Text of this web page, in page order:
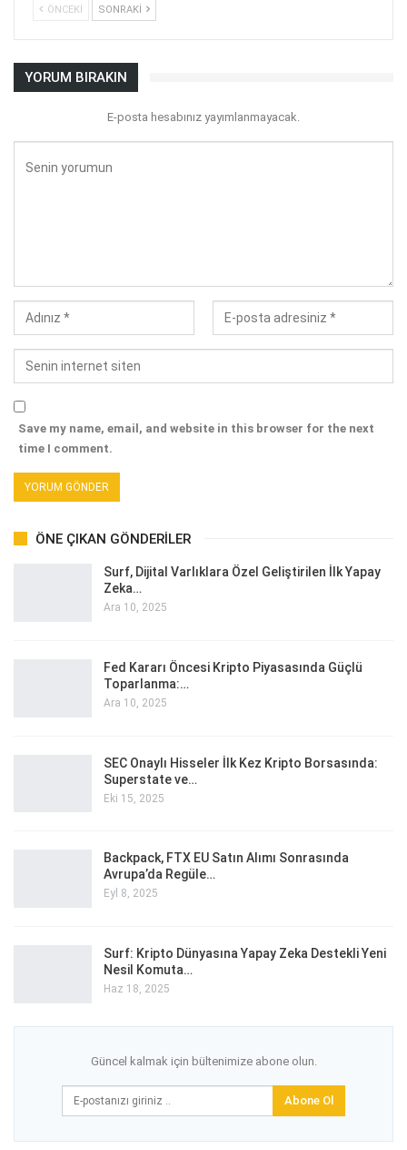
ÖNCEKI SONRAKI
YORUM BIRAKIN
E-posta hesabınız yayımlanmayacak.
Save my name, email, and website in this browser for the next
time I comment.
ÖNE ÇIKAN GÖNDERILER
Surf, Dijital Varlıklara Özel Geliştirilen İlk Yapay
Zeka…
Ara 10, 2025
Fed Kararı Öncesi Kripto Piyasasında Güçlü
Toparlanma:…
Ara 10, 2025
SEC Onaylı Hisseler İlk Kez Kripto Borsasında:
Superstate ve…
Eki 15, 2025
Backpack, FTX EU Satın Alımı Sonrasında
Avrupa’da Regüle…
Eyl 8, 2025
Surf: Kripto Dünyasına Yapay Zeka Destekli Yeni
Nesil Komuta…
Haz 18, 2025
Güncel kalmak için bültenimize abone olun.
Abone Ol